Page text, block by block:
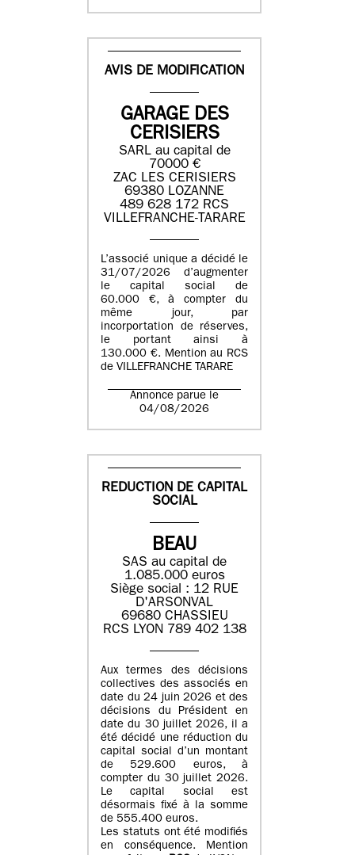
AVIS DE MODIFICATION
GARAGE DES
CERISIERS
SARL au capital de
70000 €
ZAC LES CERISIERS
69380 LOZANNE
489 628 172 RCS
VILLEFRANCHE-TARARE
L’associé unique a décidé le
31/07/2026 d’augmenter
le capital social de
60.000 €, à compter du
même jour, par
incorportation de réserves,
le portant ainsi à
130.000 €. Mention au RCS
de VILLEFRANCHE TARARE
Annonce parue le
04/08/2026
REDUCTION DE CAPITAL
SOCIAL
BEAU
SAS au capital de
1.085.000 euros
Siège social : 12 RUE
D'ARSONVAL
69680 CHASSIEU
RCS LYON 789 402 138
Aux termes des décisions
collectives des associés en
date du 24 juin 2026 et des
décisions du Président en
date du 30 juillet 2026, il a
été décidé une réduction du
capital social d’un montant
de 529.600 euros, à
compter du 30 juillet 2026.
Le capital social est
désormais fixé à la somme
de 555.400 euros.
Les statuts ont été modifiés
en conséquence. Mention